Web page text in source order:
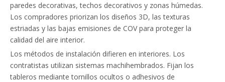
paredes decorativas, techos decorativos y zonas húmedas.
Los compradores priorizan los diseños 3D, las texturas
estriadas y las bajas emisiones de COV para proteger la
calidad del aire interior.
Los métodos de instalación difieren en interiores. Los
contratistas utilizan sistemas machihembrados. Fijan los
tableros mediante tornillos ocultos o adhesivos de